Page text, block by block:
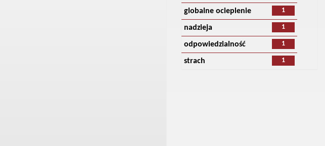
1
globalne ocieplenie
1
nadzieja
1
odpowiedzialność
1
strach